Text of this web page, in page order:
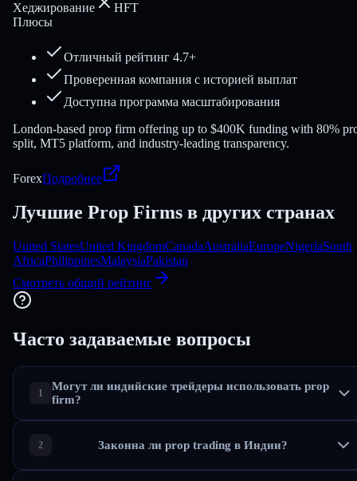
Хеджирование
HFT
Плюсы
Отличный рейтинг 4.7+
Проверенная компания с историей выплат
Доступна программа масштабирования
London-based prop firm offering up to $400K funding with 80%
split, MT5 platform, and industry-leading transparency.
ForexПодробнее
Лучшие Prop Firms в других странах
United StatesUnited KingdomCanadaAustraliaEuropeNigeriaSouth
AfricaPhilippinesMalaysiaPakistan
Смотреть общий рейтинг
Часто задаваемые вопросы
Могут ли индийские трейдеры использовать prop
firm?
Законна ли prop trading в Индии?